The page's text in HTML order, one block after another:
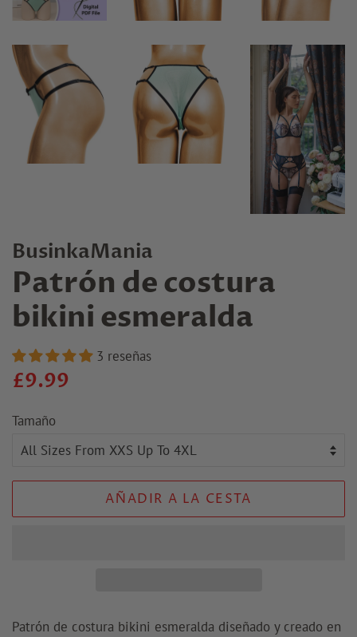
BusinkaMania
Patrón de costura
bikini esmeralda
3 reseñas
Precio
£9.99
Tamaño
AÑADIR A LA CESTA
Patrón de costura bikini esmeralda diseñado y creado en